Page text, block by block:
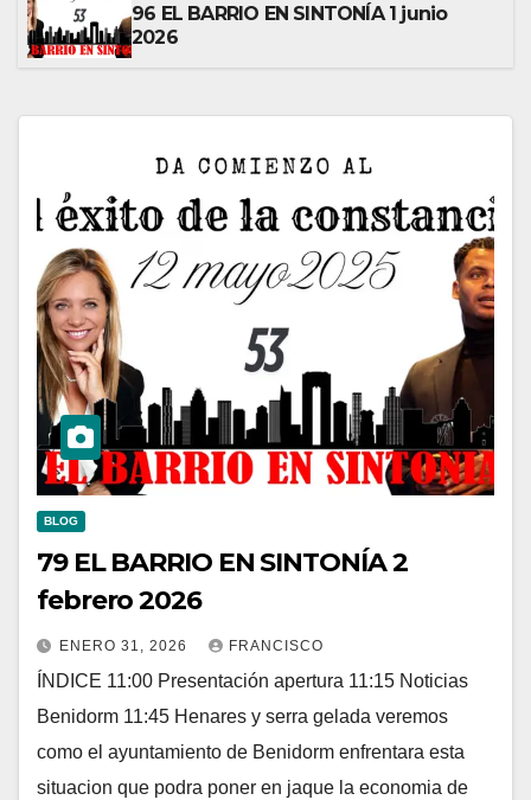
96 EL BARRIO EN SINTONÍA 1 junio
2026
BLOG
79 EL BARRIO EN SINTONÍA 2
febrero 2026
ENERO 31, 2026 FRANCISCO
ÍNDICE 11:00 Presentación apertura 11:15 Noticias
Benidorm 11:45 Henares y serra gelada veremos
como el ayuntamiento de Benidorm enfrentara esta
situacion que podra poner en jaque la economia de